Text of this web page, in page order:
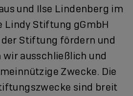
und Ilse Lindenberg im
Lindy Stiftung gGmbH
Stiftung fördern und
ausschließlich und
Zwecke. Die
sind breit